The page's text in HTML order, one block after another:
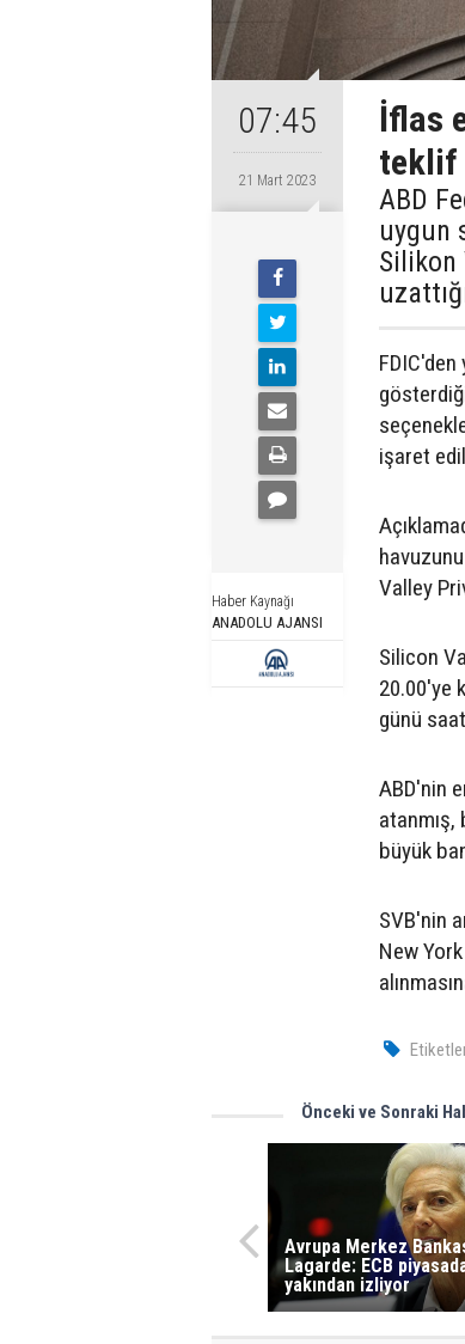
07:45
21 Mart 2023
Haber Kaynağı
ANADOLU AJANSI
İflas
teklif
ABD
uygun
Silikon
işaret
Valley
Silicon
20.00'ye
günü
ABD'nin
atanmış,
büyük
SVB'nin
New
Önceki ve Sonraki
Avrupa Merkez
Lagarde: ECB
yakından izliyor